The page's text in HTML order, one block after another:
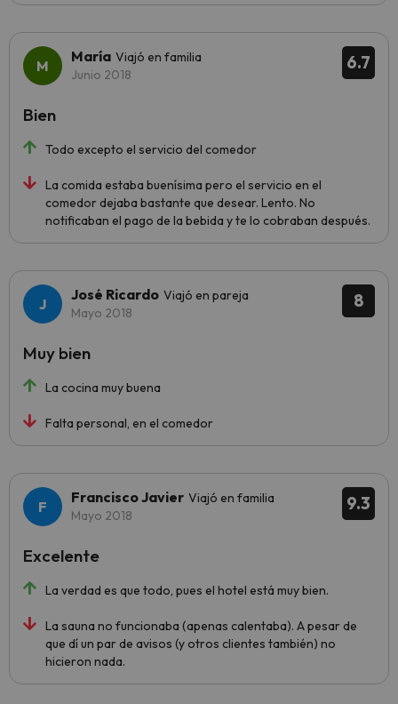
6.7
María Viajó en familia
Junio 2018
Todo excepto el servicio del comedor
La comida estaba buenísima pero el servicio en el
comedor dejaba bastante que desear. Lento. No
notificaban el pago de la bebida y te lo cobraban después.
Bien
8
José Ricardo Viajó en pareja
Mayo 2018
La cocina muy buena
Falta personal, en el comedor
Muy bien
9.3
Francisco Javier Viajó en familia
Mayo 2018
La verdad es que todo, pues el hotel está muy bien.
La sauna no funcionaba (apenas calentaba). A pesar de
que dí un par de avisos (y otros clientes también) no
hicieron nada.
Excelente